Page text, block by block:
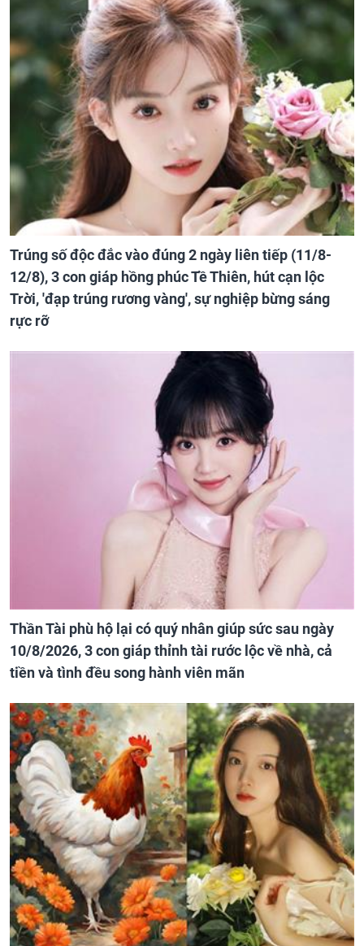
Trúng số độc đắc vào đúng 2 ngày liên tiếp (11/8-
12/8), 3 con giáp hồng phúc Tề Thiên, hút cạn lộc
Trời, 'đạp trúng rương vàng', sự nghiệp bừng sáng
rực rỡ
Thần Tài phù hộ lại có quý nhân giúp sức sau ngày
10/8/2026, 3 con giáp thỉnh tài rước lộc về nhà, cả
tiền và tình đều song hành viên mãn